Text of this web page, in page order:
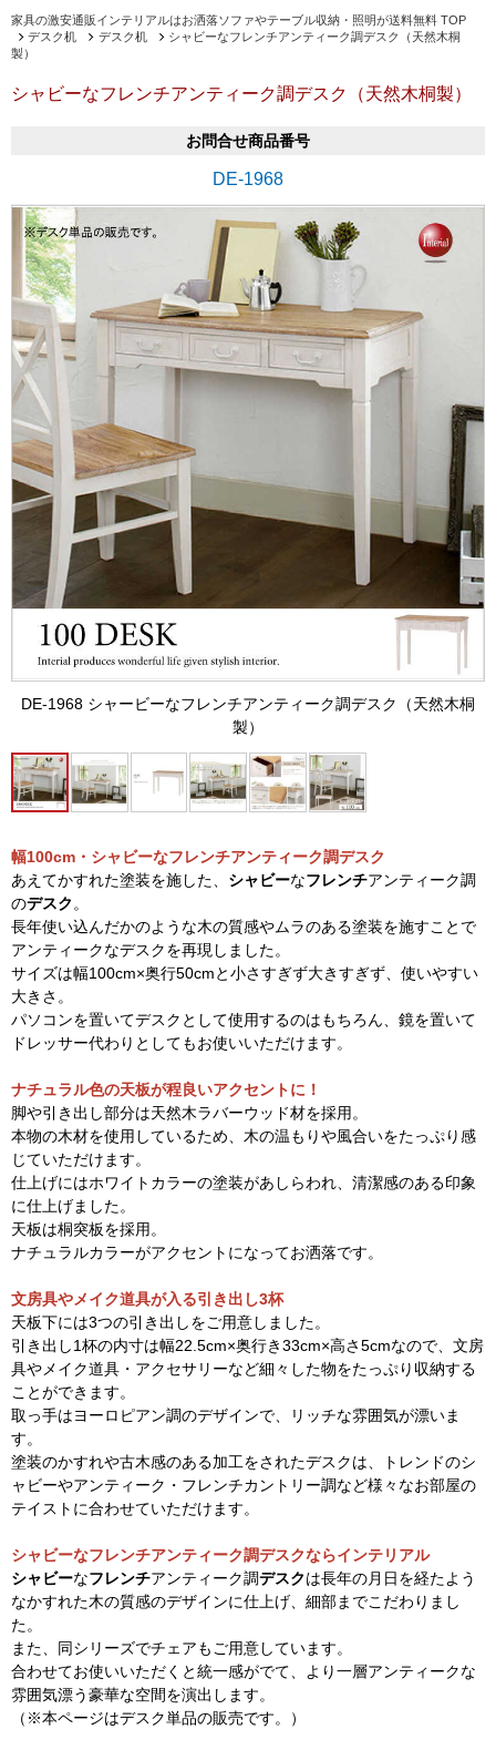
家具の激安通販インテリアルはお洒落ソファやテーブル収納・照明が送料無料 TOP
デスク机
デスク机
シャビーなフレンチアンティーク調デスク（天然木桐
製）
シャビーなフレンチアンティーク調デスク（天然木桐製）
お問合せ商品番号
DE-1968
DE-1968 シャービーなフレンチアンティーク調デスク（天然木桐
製）
幅100cm・シャビーなフレンチアンティーク調デスク
あえてかすれた塗装を施した、 シャビーなフレンチアンティーク調
のデスク 。
長年使い込んだかのような木の質感やムラのある塗装を施すことで
アンティークなデスクを再現しました。
サイズは幅100cm×奥行50cmと小さすぎず大きすぎず、使いやすい
大きさ。
パソコンを置いてデスクとして使用するのはもちろん、鏡を置いて
ドレッサー代わりとしてもお使いいただけます。
ナチュラル色の天板が程良いアクセントに！
脚や引き出し部分は天然木ラバーウッド材を採用。
本物の木材を使用しているため、木の温もりや風合いをたっぷり感
じていただけます。
仕上げにはホワイトカラーの塗装があしらわれ、清潔感のある印象
に仕上げました。
天板は桐突板を採用。
ナチュラルカラーがアクセントになってお洒落です。
文房具やメイク道具が入る引き出し3杯
天板下には3つの引き出しをご用意しました。
引き出し1杯の内寸は幅22.5cm×奥行き33cm×高さ5cmなので、文房
具やメイク道具・アクセサリーなど細々した物をたっぷり収納する
ことができます。
取っ手はヨーロピアン調のデザインで、リッチな雰囲気が漂いま
す。
塗装のかすれや古木感のある加工をされたデスクは、トレンドのシ
ャビーやアンティーク・フレンチカントリー調など様々なお部屋の
テイストに合わせていただけます。
シャビーなフレンチアンティーク調デスクならインテリアル
シャビーなフレンチアンティーク調デスクは長年の月日を経たよう
なかすれた木の質感のデザインに仕上げ、細部までこだわりまし
た。
また、同シリーズでチェアもご用意しています。
合わせてお使いいただくと統一感がでて、より一層アンティークな
雰囲気漂う豪華な空間を演出します。
（※本ページはデスク単品の販売です。）